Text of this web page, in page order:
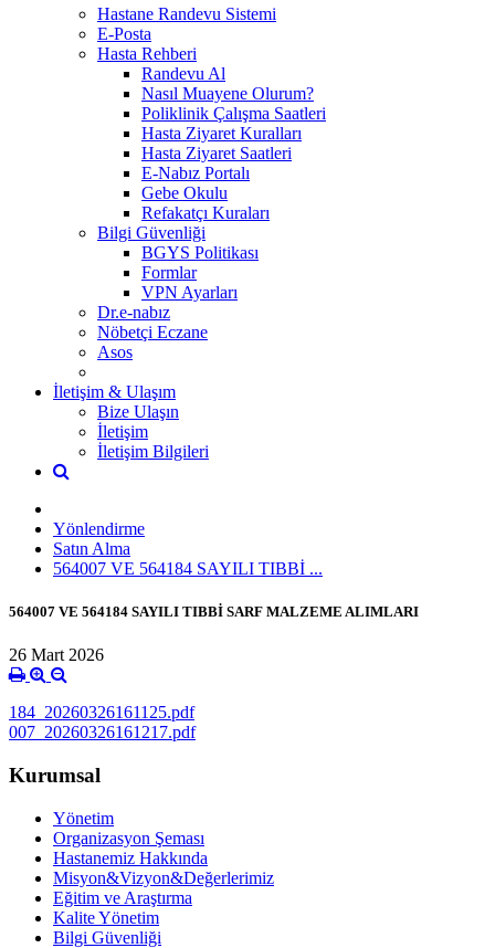
Hastane Randevu Sistemi
E-Posta
Hasta Rehberi
Randevu Al
Nasıl Muayene Olurum?
Poliklinik Çalışma Saatleri
Hasta Ziyaret Kuralları
Hasta Ziyaret Saatleri
E-Nabız Portalı
Gebe Okulu
Refakatçı Kuraları
Bilgi Güvenliği
BGYS Politikası
Formlar
VPN Ayarları
Dr.e-nabız
Nöbetçi Eczane
Asos
İletişim & Ulaşım
Bize Ulaşın
İletişim
İletişim Bilgileri
Yönlendirme
Satın Alma
564007 VE 564184 SAYILI TIBBİ ...
564007 VE 564184 SAYILI TIBBİ SARF MALZEME ALIMLARI
26 Mart 2026
184_20260326161125.pdf
007_20260326161217.pdf
Kurumsal
Yönetim
Organizasyon Şeması
Hastanemiz Hakkında
Misyon&Vizyon&Değerlerimiz
Eğitim ve Araştırma
Kalite Yönetim
Bilgi Güvenliği